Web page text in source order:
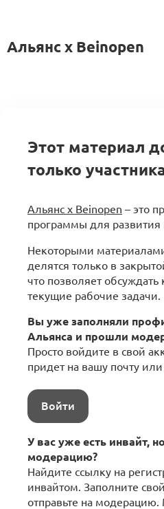
Альянс x Beinopen
Этот материал
только
Альянс x Beinopen – это
программы для развития
Некоторыми
делятся только в
что позволяет
текущие рабочие задачи.
Вы уже заполняли
Альянса и прошли
Просто войдите в свой
придет на вашу почту или
Войти
У вас уже есть инвайт,
модерацию?
Найдите ссылку на
инвайтом. Заполните
отправьте на